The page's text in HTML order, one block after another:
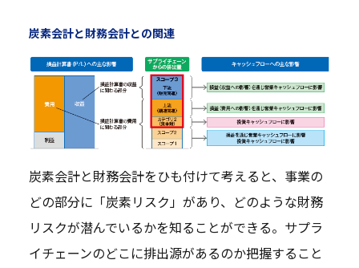
炭素会計と財務会計との関連
炭素会計と財務会計をひも付けて考えると、事業の
どの部分に「炭素リスク」があり、どのような財務
リスクが潜んでいるかを知ることができる。サプラ
イチェーンのどこに排出源があるのか把握すること